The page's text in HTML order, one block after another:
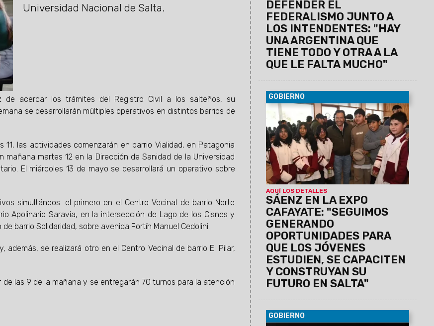
Universidad Nacional de Salta.
de acercar los trámites del Registro Civil a los salteños, su
se desarrollarán múltiples operativos en distintos barrios de
las actividades comenzarán en barrio Vialidad, en Patagonia
martes 12 en la Dirección de Sanidad de la Universidad
El miércoles 13 de mayo se desarrollará un operativo sobre
simultáneos: el primero en el Centro Vecinal de barrio Norte
Apolinario Saravia, en la intersección de Lago de los Cisnes y
barrio Solidaridad, sobre avenida Fortín Manuel Cedolini.
además, se realizará otro en el Centro Vecinal de barrio El Pilar,
las 9 de la mañana y se entregarán 70 turnos para la atención
DEFENDER EL
FEDERALISMO JUNTO A
LOS INTENDENTES: "HAY
UNA ARGENTINA QUE
TIENE TODO Y OTRA A LA
QUE LE FALTA MUCHO"
GOBIERNO
AQUÍ LOS DETALLES
SÁENZ EN LA EXPO
CAFAYATE: "SEGUIMOS
GENERANDO
OPORTUNIDADES PARA
QUE LOS JÓVENES
ESTUDIEN, SE CAPACITEN
Y CONSTRUYAN SU
FUTURO EN SALTA"
08/08/2026
El Gobernador estuvo
presente en la muestra que contó con la
participación de más de 65 instituciones.
Colegios secundarios, universidades,
institutos de educación superior, centros
de formación profesional y otras
instituciones presentaron sus planes de
estudio e iniciativas de inserción laboral.
GOBIERNO